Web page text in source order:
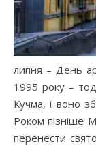
липня – День
1995 року –
Кучма, і воно
Роком пізніше
перенести